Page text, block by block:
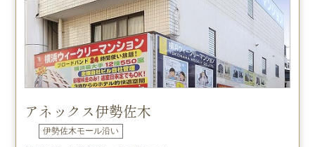
アネックス伊勢佐木
伊勢佐木モール沿い